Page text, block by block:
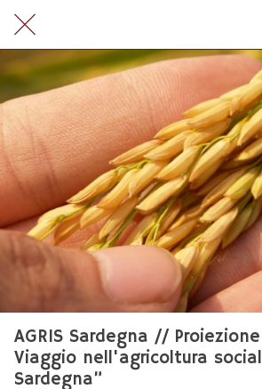
AGRIS Sardegna //
Viaggio nell'agricoltura
Sardegna”